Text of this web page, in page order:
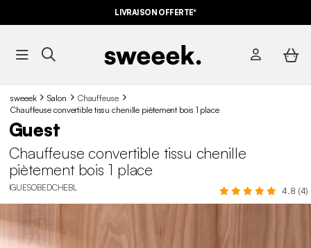
LIVRAISON OFFERTE*
sweeek Salon
Chauffeuse
Chauffeuse convertible tissu chenille piètement bois 1 place
Guest
Chauffeuse convertible tissu chenille
piètement bois 1 place
IGUESOBEDCHEBL 4.8 (4)